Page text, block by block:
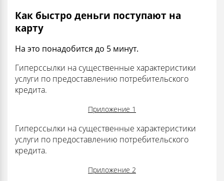
Как быстро деньги поступают на
карту
На это понадобится до 5 минут.
Гиперссылки на существенные характеристики
услуги по предоставлению потребительского
кредита.
Приложение 1
Гиперссылки на существенные характеристики
услуги по предоставлению потребительского
кредита.
Приложение 2